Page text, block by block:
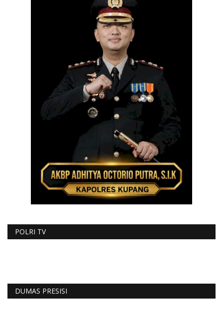
POLRI TV
DUMAS PRESISI